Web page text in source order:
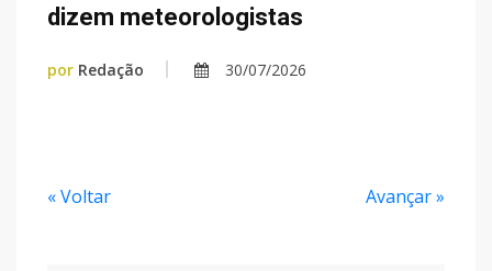
dizem meteorologistas
por Redação 30/07/2026
« Voltar Avançar »